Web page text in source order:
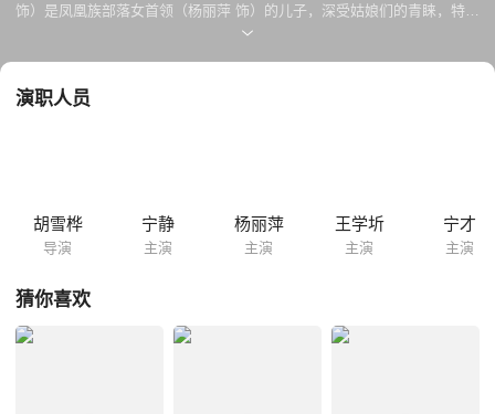
饰）是凤凰族部落女首领（杨丽萍 饰）的儿子，深受姑娘们的青睐，特别
是聪慧美丽的英英（宁静 饰）更是深爱着他。为抵御邻近黑鹰部落的觊
交战。黑鹰部落俘获凤凰族全部男女老幼，将择日处死。兰陵之母无奈提
最佳外语片奖及1995年第15届夏威夷国际电影节最佳摄影奖。
演职人员
胡雪桦
导演
宁静
主演
杨丽萍
主演
王学圻
主演
宁才
主演
猜你喜欢